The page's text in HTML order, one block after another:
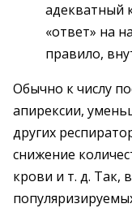
адекватный
«ответ» на
правило,
Обычно к числу
апирексии,
других
снижение
крови и т. д. Так,